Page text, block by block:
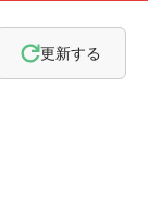
更新する